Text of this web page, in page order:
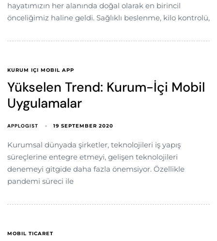
hayatımızın her alanında doğal olarak en birincil
önceliğimiz haline geldi. Sağlıklı beslenme, kilo kontrolü,
KURUM IÇI MOBIL APP
Yükselen Trend: Kurum-İçi Mobil
Uygulamalar
APPLOGIST 19 SEPTEMBER 2020
Kurumsal dünyada şirketler, teknolojileri iş yapış
süreçlerine entegre etmeyi, gelişen teknolojileri
denemeyi gitgide daha fazla önemsiyor. Özellikle
pandemi süreci ile
MOBIL TICARET